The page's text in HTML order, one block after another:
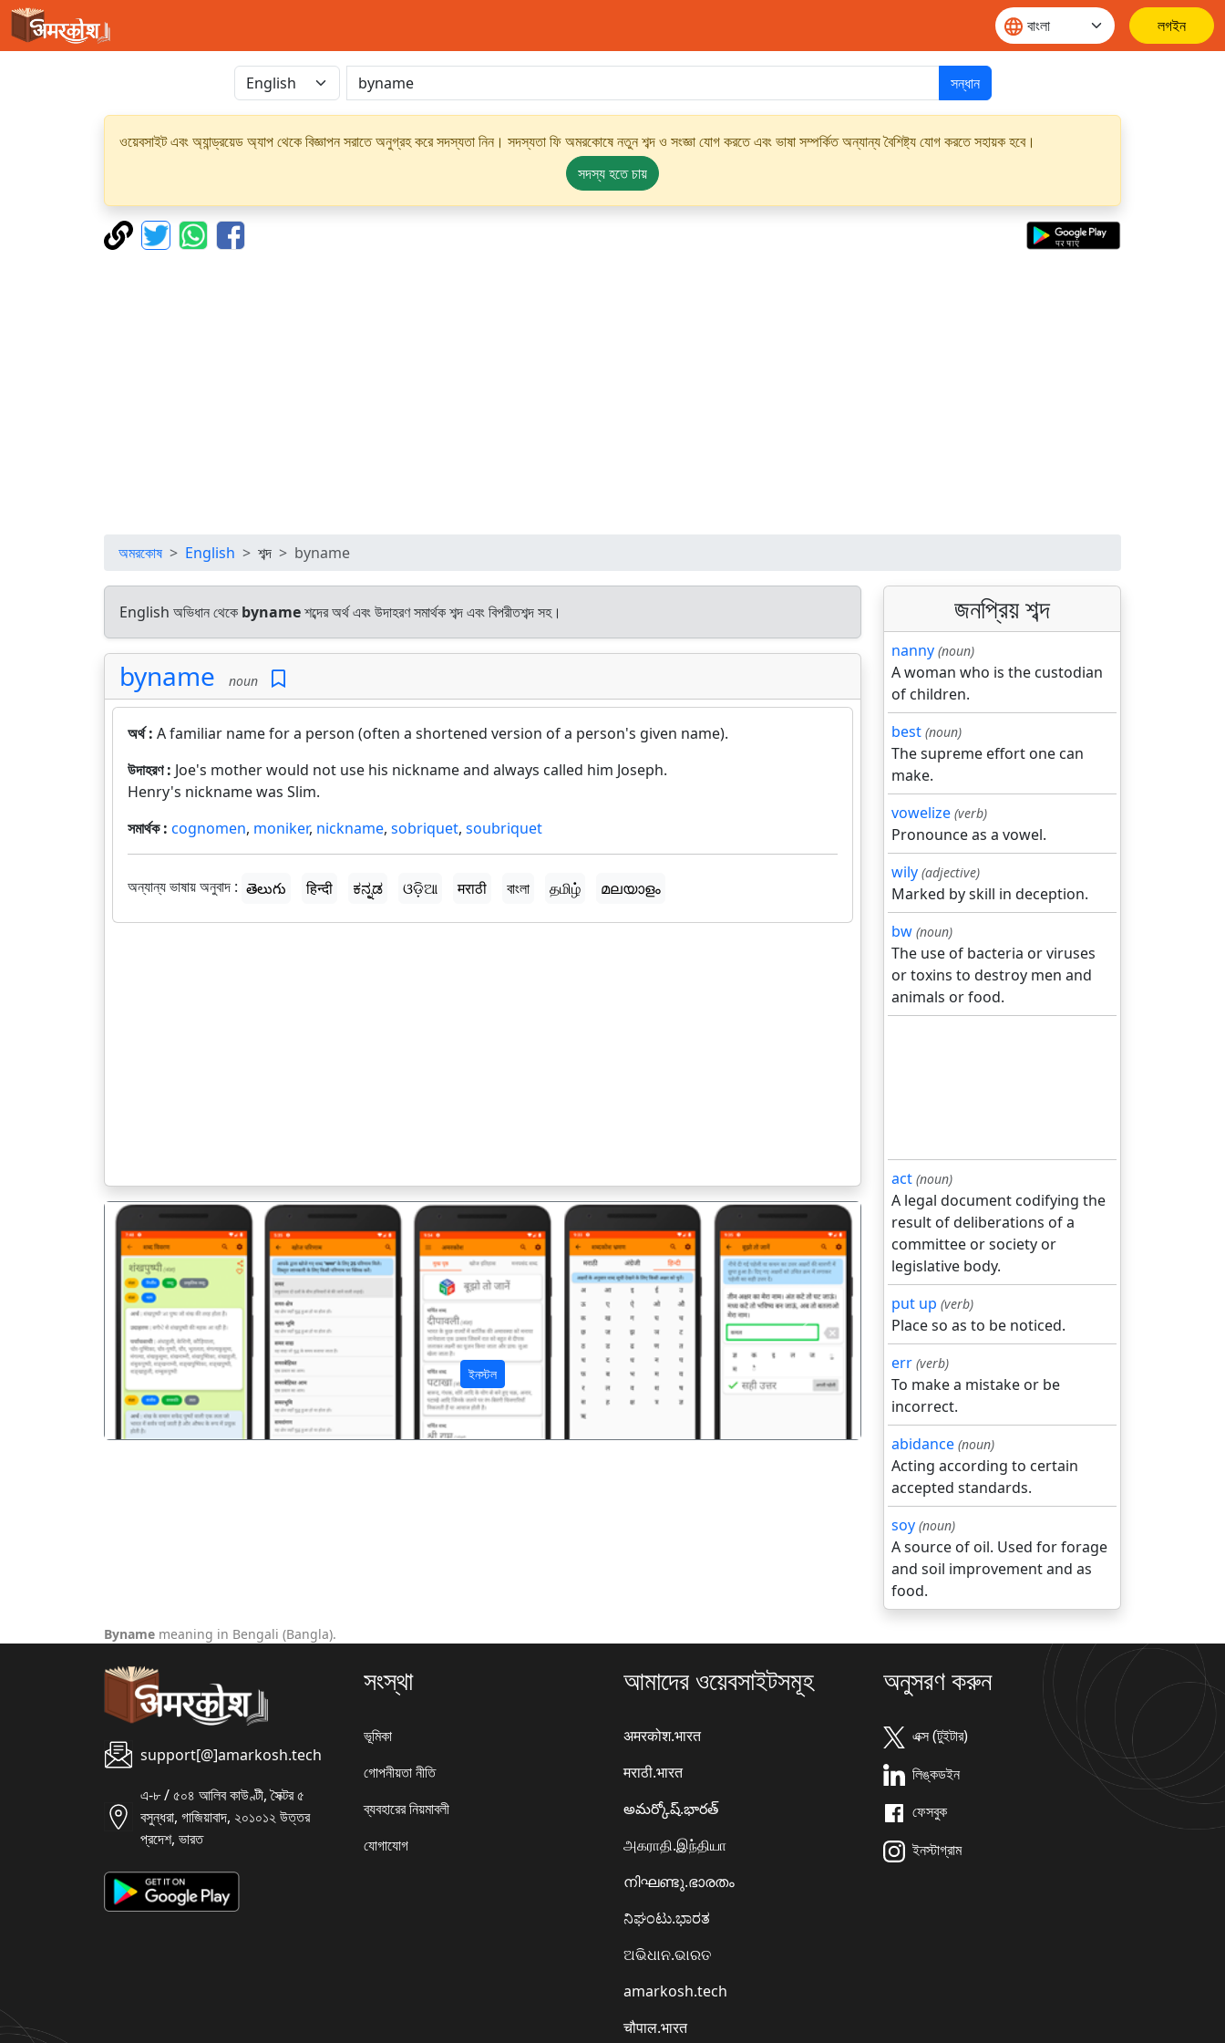
লগইন
সন্ধান
ওয়েবসাইট এবং অ্যান্ড্রয়েড অ্যাপ থেকে বিজ্ঞাপন সরাতে অনুগ্রহ করে সদস্যতা নিন। সদস্যতা ফি অমরকোষে নতুন শব্দ ও সংজ্ঞা যোগ করতে এবং ভাষা সম্পর্কিত অন্যান্য বৈশিষ্ট্য যোগ করতে সহায়ক হবে।
সদস্য হতে চায়
অমরকোষ English শব্দ byname
English অভিধান থেকে bynameশব্দের অর্থ এবং উদাহরণ সমার্থক শব্দ এবং বিপরীতশব্দ সহ।
byname noun
অর্থ : A familiar name for a person (often a shortened version of a person's given name).
উদাহরণ : Joe's mother would not use his nickname and always called him Joseph.
Henry's nickname was Slim.
সমার্থক : cognomen, moniker, nickname, sobriquet, soubriquet
অন্যান্য ভাষায় অনুবাদ : తెలుగు हिन्दी ಕನ್ನಡ ଓଡ଼ିଆ मराठी বাংলা தமிழ் മലയാളം
ইনস্টল
पिछला अगला
জনপ্রিয় শব্দ
nanny (noun)
A woman who is the custodian
of children.
best (noun)
The supreme effort one can
make.
vowelize (verb)
Pronounce as a vowel.
wily (adjective)
Marked by skill in deception.
bw (noun)
The use of bacteria or viruses
or toxins to destroy men and
animals or food.
act (noun)
A legal document codifying the
result of deliberations of a
committee or society or
legislative body.
put up (verb)
Place so as to be noticed.
err (verb)
To make a mistake or be
incorrect.
abidance (noun)
Acting according to certain
accepted standards.
soy (noun)
A source of oil. Used for forage
and soil improvement and as
food.
Byname meaning in Bengali (Bangla).
support[@]amarkosh.tech
এ-৮ / ৫০৪ আলিব কাউণ্টী, সৈক্টর ৫
বসুন্ধরা, গাজিয়াবাদ, ২০১০১২ উত্তর
প্রদেশ, ভারত
সংস্থা
ভূমিকা
গোপনীয়তা নীতি
ব্যবহারের নিয়মাবলী
যোগাযোগ
আমাদের ওয়েবসাইটসমূহ
अमरकोश.भारत
मराठी.भारत
అమర్కోష్.భారత్
அகராதி.இந்தியா
നിഘണ്ടു.ഭാരതം
ನಿಘಂಟು.ಭಾರತ
ଅଭିଧାନ.ଭାରତ
amarkosh.tech
चौपाल.भारत
অনুসরণ করুন
এক্স (টুইটার)
লিঙ্কডইন
ফেসবুক
ইনস্টাগ্রাম